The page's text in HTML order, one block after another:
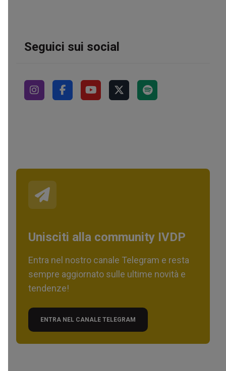
Seguici sui social
Unisciti alla community IVDP
Entra nel nostro canale Telegram e resta
sempre aggiornato sulle ultime novità e
tendenze!
ENTRA NEL CANALE TELEGRAM